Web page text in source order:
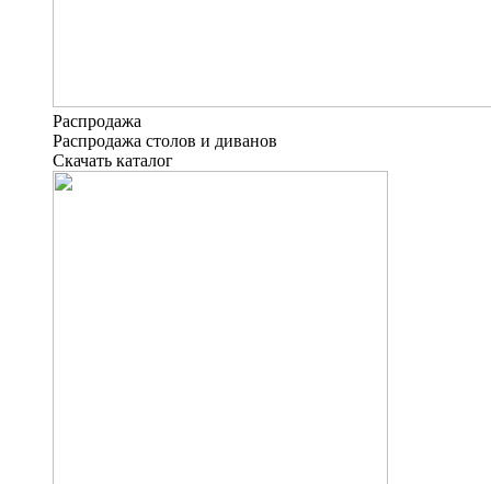
Распродажа
Распродажа столов и диванов
Скачать каталог